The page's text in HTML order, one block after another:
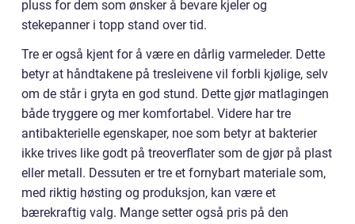
pluss for dem som ønsker å bevare kjeler og
stekepanner i topp stand over tid.
Tre er også kjent for å være en dårlig varmeleder. Dette
betyr at håndtakene på tresleivene vil forbli kjølige, selv
om de står i gryta en god stund. Dette gjør matlagingen
både tryggere og mer komfortabel. Videre har tre
antibakterielle egenskaper, noe som betyr at bakterier
ikke trives like godt på treoverflater som de gjør på plast
eller metall. Dessuten er tre et fornybart materiale som,
med riktig høsting og produksjon, kan være et
bærekraftig valg. Mange setter også pris på den